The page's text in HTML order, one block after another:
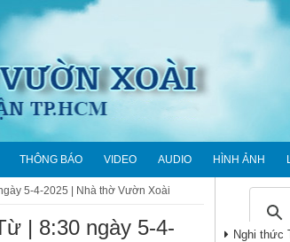
THÔNG BÁO VIDEO AUDIO HÌNH ẢNH
5-4-2025 | Nhà thờ Vườn Xoài
| 8:30 ngày 5-4-
Nghi thức